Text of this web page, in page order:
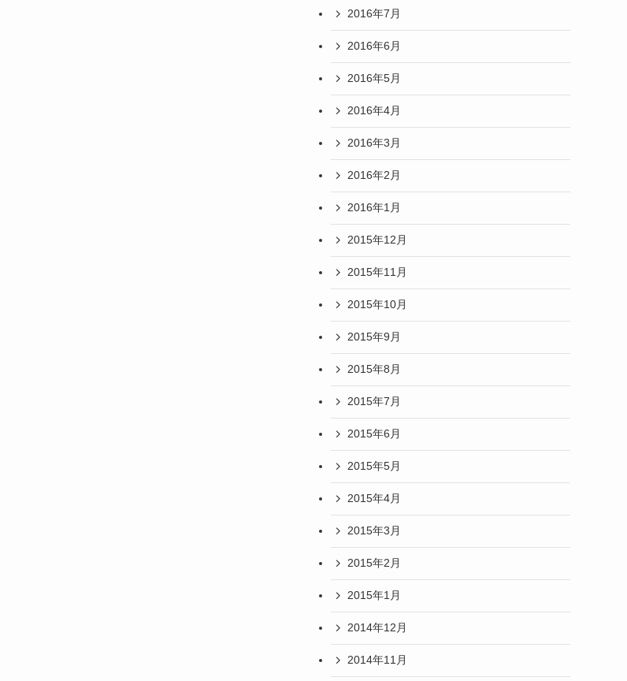
2016年7月
2016年6月
2016年5月
2016年4月
2016年3月
2016年2月
2016年1月
2015年12月
2015年11月
2015年10月
2015年9月
2015年8月
2015年7月
2015年6月
2015年5月
2015年4月
2015年3月
2015年2月
2015年1月
2014年12月
2014年11月